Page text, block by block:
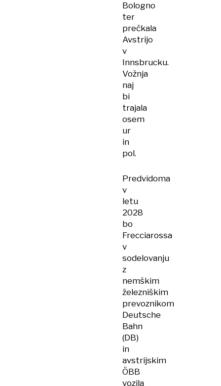
Bologno
ter
prečkala
Avstrijo
v
Innsbrucku.
Vožnja
naj
bi
trajala
osem
ur
in
pol.
Predvidoma
v
letu
2028
bo
Frecciarossa
v
sodelovanju
z
nemškim
železniškim
prevoznikom
Deutsche
Bahn
(DB)
in
avstrijskim
ÖBB
vozila